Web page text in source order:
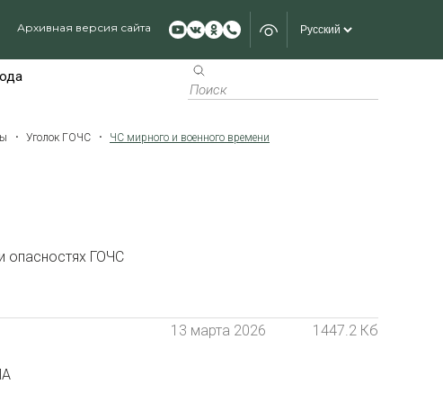
Архивная версия сайта
Уголок ГОЧС ЧС мирного и военного времени
опасностях ГОЧС
13 марта 2026 1447.2 Кб